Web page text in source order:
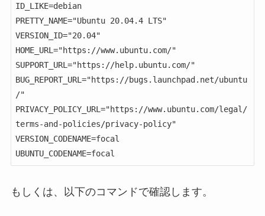
ID_LIKE=debian
PRETTY_NAME="Ubuntu 20.04.4 LTS"
VERSION_ID="20.04"
HOME_URL="https://www.ubuntu.com/"
SUPPORT_URL="https://help.ubuntu.com/"
BUG_REPORT_URL="https://bugs.launchpad.net/ubuntu
/"
PRIVACY_POLICY_URL="https://www.ubuntu.com/legal/
terms-and-policies/privacy-policy"
VERSION_CODENAME=focal
UBUNTU_CODENAME=focal
もしくは、以下のコマンドで確認します。